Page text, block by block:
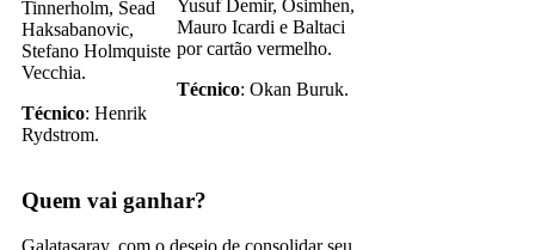
Tinnerholm, Sead
Haksabanovic,
Stefano Holmquiste
Vecchia.
Técnico: Henrik
Rydstrom.
Yusuf Demir, Osimhen,
Mauro Icardi e Baltaci
por cartão vermelho.
Técnico: Okan Buruk.
Quem vai ganhar?